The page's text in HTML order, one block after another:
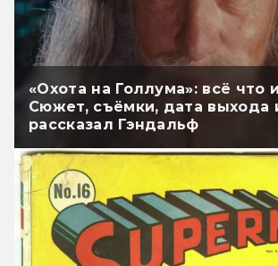
«Охота на Голлума»: всё что
Сюжет, съёмки, дата выхода
рассказал Гэндальф